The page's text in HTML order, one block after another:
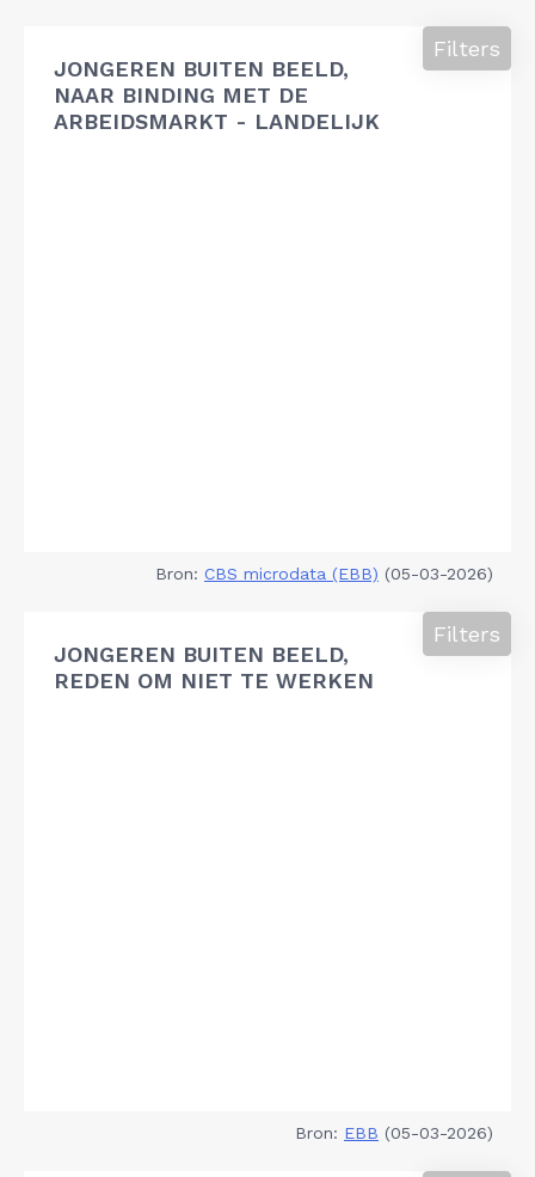
JONGEREN BUITEN BEELD,
NAAR BINDING MET DE
ARBEIDSMARKT - LANDELIJK
Filters
Bron: CBS microdata (EBB) (05-03-2026)
JONGEREN BUITEN BEELD,
REDEN OM NIET TE WERKEN
Filters
Bron: EBB (05-03-2026)